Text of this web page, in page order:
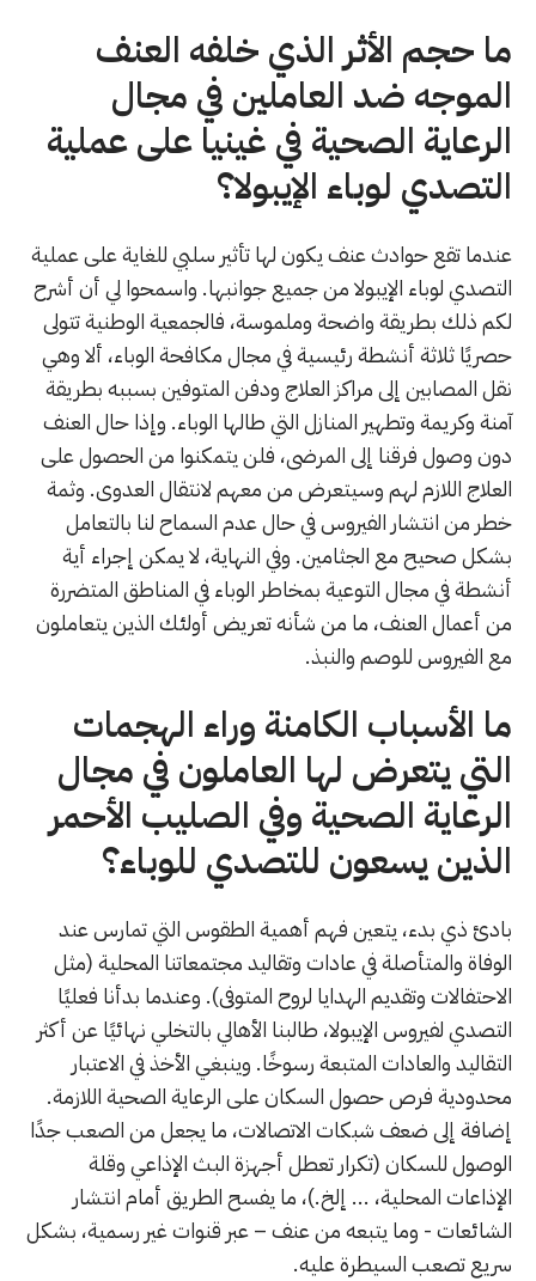
ما حجم الأثر الذي خلفه العنف
الموجه ضد العاملين في مجال
الرعاية الصحية في غينيا على عملية
التصدي لوباء الإيبولا؟
عندما تقع حوادث عنف يكون لها تأثير سلبي للغاية على عملية
التصدي لوباء الإيبولا من جميع جوانبها. واسمحوا لي أن أشرح
لكم ذلك بطريقة واضحة وملموسة، فالجمعية الوطنية تتولى
حصريًا ثلاثة أنشطة رئيسية في مجال مكافحة الوباء، ألا وهي
نقل المصابين إلى مراكز العلاج ودفن المتوفين بسببه بطريقة
آمنة وكريمة وتطهير المنازل التي طالها الوباء. وإذا حال العنف
دون وصول فرقنا إلى المرضى، فلن يتمكنوا من الحصول على
العلاج اللازم لهم وسيتعرض من معهم لانتقال العدوى. وثمة
خطر من انتشار الفيروس في حال عدم السماح لنا بالتعامل
بشكل صحيح مع الجثامين. وفي النهاية، لا يمكن إجراء أية
أنشطة في مجال التوعية بمخاطر الوباء في المناطق المتضررة
من أعمال العنف، ما من شأنه تعريض أولئك الذين يتعاملون
مع الفيروس للوصم والنبذ.
ما الأسباب الكامنة وراء الهجمات
التي يتعرض لها العاملون في مجال
الرعاية الصحية وفي الصليب الأحمر
الذين يسعون للتصدي للوباء؟
بادئ ذي بدء، يتعين فهم أهمية الطقوس التي تمارس عند
الوفاة والمتأصلة في عادات وتقاليد مجتمعاتنا المحلية (مثل
الاحتفالات وتقديم الهدايا لروح المتوفى). وعندما بدأنا فعليًا
التصدي لفيروس الإيبولا، طالبنا الأهالي بالتخلي نهائيًا عن أكثر
التقاليد والعادات المتبعة رسوخًا. وينبغي الأخذ في الاعتبار
محدودية فرص حصول السكان على الرعاية الصحية اللازمة.
إضافة إلى ضعف شبكات الاتصالات، ما يجعل من الصعب جدًا
الوصول للسكان (تكرار تعطل أجهزة البث الإذاعي وقلة
الإذاعات المحلية، ... إلخ.)، ما يفسح الطريق أمام انتشار
الشائعات - وما يتبعه من عنف – عبر قنوات غير رسمية، بشكل
سريع تصعب السيطرة عليه.